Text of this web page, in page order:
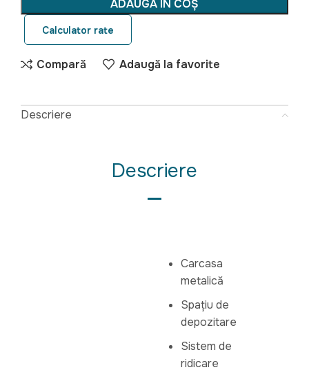
ADAUGĂ ÎN COȘ
Calculator rate
Compară Adaugă la favorite
Descriere
Descriere
Carcasa
metalică
Spațiu de
depozitare
Sistem de
ridicare